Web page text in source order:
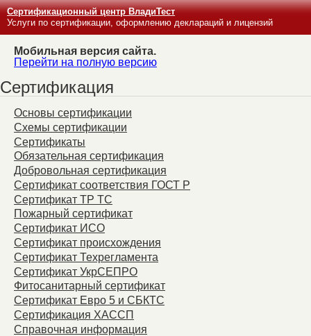
Сертификационный центр ВладиТест
Услуги по сертификации, оформлению деклараций и лицензий
Мобильная версия сайта.
Перейти на полную версию
Сертификация
Основы сертификации
Схемы сертификации
Сертификаты
Обязательная сертификация
Добровольная сертификация
Сертификат соответствия ГОСТ Р
Сертификат ТР ТС
Пожарный сертификат
Сертификат ИСО
Сертификат происхождения
Сертификат Техрегламента
Сертификат УкрСЕПРО
Фитосанитарный сертификат
Сертификат Евро 5 и СБКТС
Сертификация ХАССП
Справочная информация